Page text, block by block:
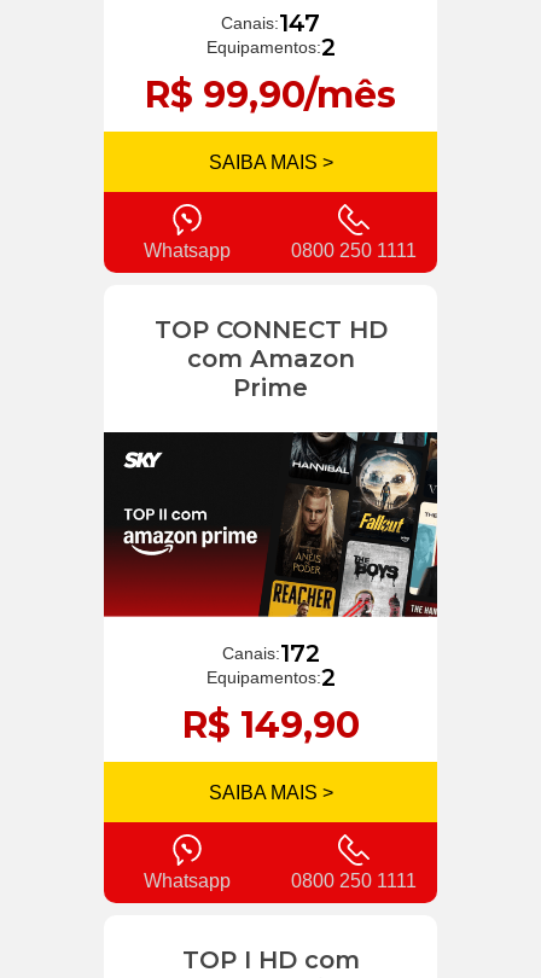
Canais:147
Equipamentos:2
R$ 99,90/mês
SAIBA MAIS >
Whatsapp 0800 250 1111
TOP CONNECT HD
com Amazon
Prime
Canais:172
Equipamentos:2
R$ 149,90
SAIBA MAIS >
Whatsapp 0800 250 1111
TOP I HD com